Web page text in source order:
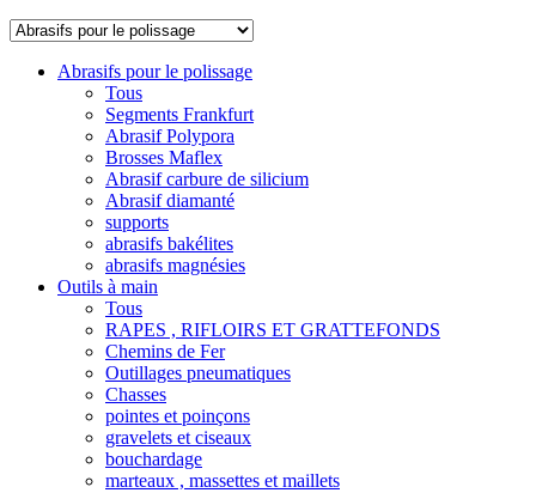
Abrasifs pour le polissage
Tous
Segments Frankfurt
Abrasif Polypora
Brosses Maflex
Abrasif carbure de silicium
Abrasif diamanté
supports
abrasifs bakélites
abrasifs magnésies
Outils à main
Tous
RAPES , RIFLOIRS ET GRATTEFONDS
Chemins de Fer
Outillages pneumatiques
Chasses
pointes et poinçons
gravelets et ciseaux
bouchardage
marteaux , massettes et maillets